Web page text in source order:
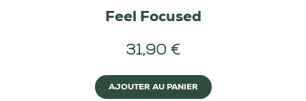
Feel Focused
31,90 €
AJOUTER AU PANIER